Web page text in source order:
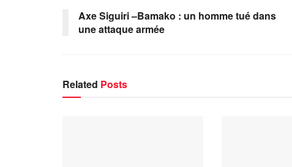
Axe Siguiri –Bamako : un homme tué dans
une attaque armée
Related Posts